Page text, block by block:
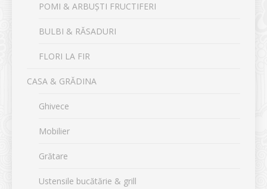
POMI & ARBUȘTI FRUCTIFERI
BULBI & RĂSADURI
FLORI LA FIR
CASA & GRĂDINA
Ghivece
Mobilier
Grătare
Ustensile bucătărie & grill